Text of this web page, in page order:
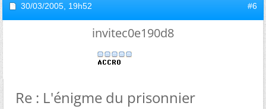
30/03/2005, 19h52 #6
invitec0e190d8
Re : L'énigme du prisonnier